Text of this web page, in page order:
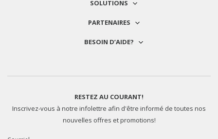
SOLUTIONS
PARTENAIRES
BESOIN D’AIDE?
RESTEZ AU COURANT!
Inscrivez-vous à notre infolettre afin d'être informé de toutes nos
nouvelles offres et promotions!